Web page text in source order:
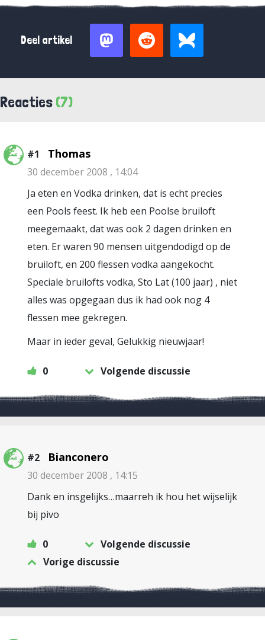
Deel artikel
Reacties (7)
#1 Thomas
30 december 2008 , 14:04
Ja eten en Vodka drinken, dat is echt precies
een Pools feest. Ik heb een Poolse bruiloft
meegemaakt, dat was ook 2 dagen drinken en
eten. Er waren 90 mensen uitgendodigd op de
bruiloft, en 200 flessen vodka aangekocht.
Speciale bruilofts vodka, Sto Lat (100 jaar) , niet
alles was opgegaan dus ik had ook nog 4
flessen mee gekregen.
Maar in ieder geval, Gelukkig nieuwjaar!
0 Volgende discussie
#2 Bianconero
30 december 2008 , 14:15
Dank en insgelijks…maarreh ik hou het wijselijk
bij pivo
0
Volgende discussie
Vorige discussie